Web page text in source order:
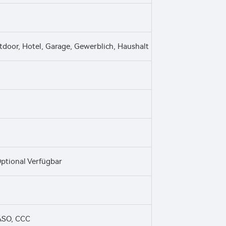
Hotel, Garage, Gewerblich, Haushalt
Verfügbar
CCC